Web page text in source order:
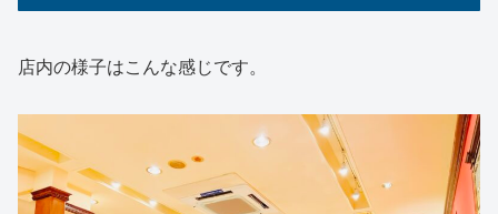
店内の様子はこんな感じです。